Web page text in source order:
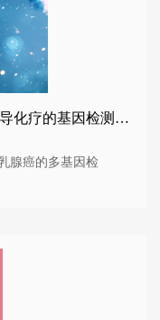
21基因、70基因、12基因，用于指导化疗的基因检测谁需要做？
腺癌的多基因检